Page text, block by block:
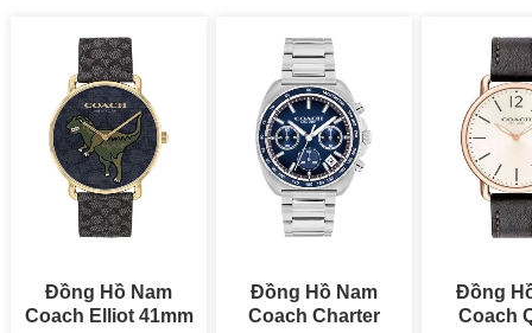
Đồng Hồ Nam
Coach Elliot 41mm
Đồng Hồ Nam
Coach Charter
Đồng
Coach